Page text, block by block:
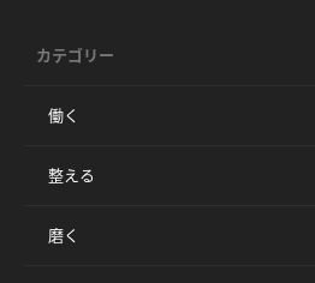
カテゴリー
働く
整える
磨く